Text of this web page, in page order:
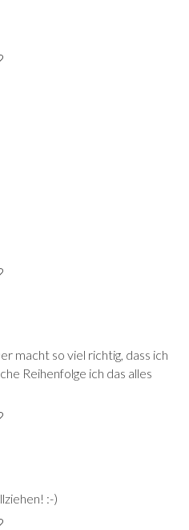
macht so viel richtig, dass ich
Reihenfolge ich das alles
:-)